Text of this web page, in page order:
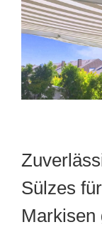
Sülzes
Markisen